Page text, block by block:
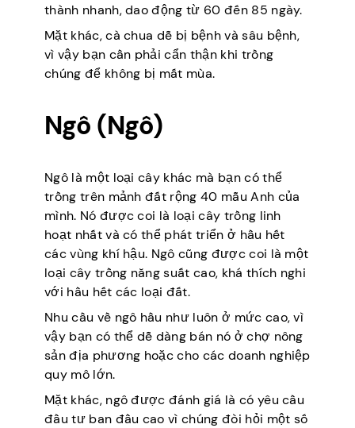
thành nhanh, dao động từ 60 đến 85 ngày.
Mặt khác, cà chua dễ bị bệnh và sâu bệnh,
vì vậy bạn cần phải cẩn thận khi trồng
chúng để không bị mất mùa.
Ngô (Ngô)
Ngô là một loại cây khác mà bạn có thể
trồng trên mảnh đất rộng 40 mẫu Anh của
mình. Nó được coi là loại cây trồng linh
hoạt nhất và có thể phát triển ở hầu hết
các vùng khí hậu. Ngô cũng được coi là một
loại cây trồng năng suất cao, khá thích nghi
với hầu hết các loại đất.
Nhu cầu về ngô hầu như luôn ở mức cao, vì
vậy bạn có thể dễ dàng bán nó ở chợ nông
sản địa phương hoặc cho các doanh nghiệp
quy mô lớn.
Mặt khác, ngô được đánh giá là có yêu cầu
đầu tư ban đầu cao vì chúng đòi hỏi một số